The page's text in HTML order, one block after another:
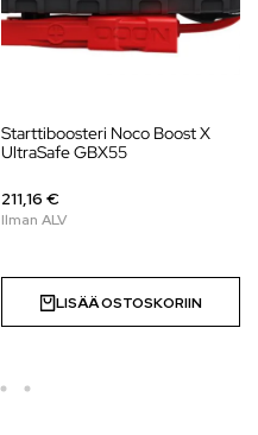
Starttiboosteri Noco Boost X
UltraSafe GBX55
211,16 €
LISÄÄ OSTOSKORIIN